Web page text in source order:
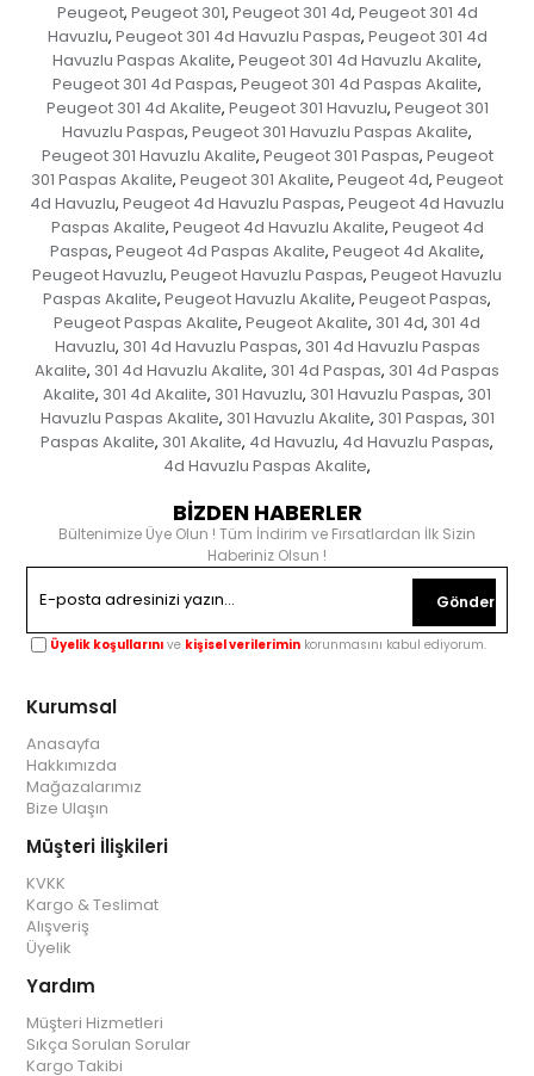
Peugeot, Peugeot 301, Peugeot 301 4d, Peugeot 301 4d
Havuzlu, Peugeot 301 4d Havuzlu Paspas, Peugeot 301 4d
Havuzlu Paspas Akalite, Peugeot 301 4d Havuzlu Akalite,
Peugeot 301 4d Paspas, Peugeot 301 4d Paspas Akalite,
Peugeot 301 4d Akalite, Peugeot 301 Havuzlu, Peugeot 301
Havuzlu Paspas, Peugeot 301 Havuzlu Paspas Akalite,
Peugeot 301 Havuzlu Akalite, Peugeot 301 Paspas, Peugeot
301 Paspas Akalite, Peugeot 301 Akalite, Peugeot 4d, Peugeot
4d Havuzlu, Peugeot 4d Havuzlu Paspas, Peugeot 4d Havuzlu
Paspas Akalite, Peugeot 4d Havuzlu Akalite, Peugeot 4d
Paspas, Peugeot 4d Paspas Akalite, Peugeot 4d Akalite,
Peugeot Havuzlu, Peugeot Havuzlu Paspas, Peugeot Havuzlu
Paspas Akalite, Peugeot Havuzlu Akalite, Peugeot Paspas,
Peugeot Paspas Akalite, Peugeot Akalite, 301 4d, 301 4d
Havuzlu, 301 4d Havuzlu Paspas, 301 4d Havuzlu Paspas
Akalite, 301 4d Havuzlu Akalite, 301 4d Paspas, 301 4d Paspas
Akalite, 301 4d Akalite, 301 Havuzlu, 301 Havuzlu Paspas, 301
Havuzlu Paspas Akalite, 301 Havuzlu Akalite, 301 Paspas, 301
Paspas Akalite, 301 Akalite, 4d Havuzlu, 4d Havuzlu Paspas,
4d Havuzlu Paspas Akalite,
BİZDEN HABERLER
Bültenimize Üye Olun ! Tüm İndirim ve Fırsatlardan İlk Sizin
Haberiniz Olsun !
Gönder
Üyelik koşullarını ve kişisel verilerimin korunmasını kabul ediyorum.
Kurumsal
Anasayfa
Hakkımızda
Mağazalarımız
Bize Ulaşın
Müşteri İlişkileri
KVKK
Kargo & Teslimat
Alışveriş
Üyelik
Yardım
Müşteri Hizmetleri
Sıkça Sorulan Sorular
Kargo Takibi